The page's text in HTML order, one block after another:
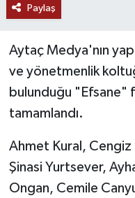
Paylaş
Aytaç Medya'nın
ve yönetmenlik
bulunduğu "Efsane"
tamamlandı.
Ahmet Kural,
Şinasi Yurtsever,
Ongan, Cemile